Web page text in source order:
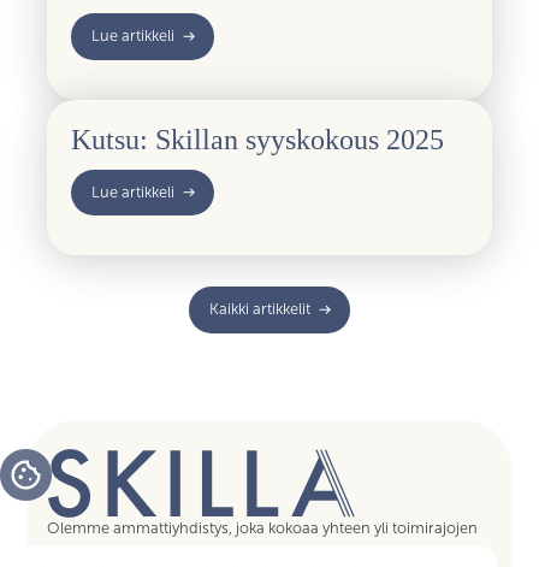
Lue artikkeli
Kutsu: Skillan syyskokous 2025
Lue artikkeli
Kaikki artikkelit
Olemme ammattiyhdistys, joka kokoaa yhteen yli toimirajojen